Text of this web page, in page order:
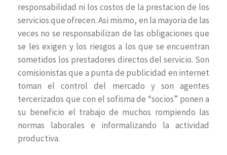
responsabilidad ni los costos de la prestacion de los
servicios que ofrecen. Asi mismo, en la mayoria de las
veces no se responsabilizan de las obligaciones que
se les exigen y los riesgos a los que se encuentran
sometidos los prestadores directos del servicio. Son
comisionistas que a punta de publicidad en internet
toman el control del mercado y son agentes
tercerizados que con el sofisma de “socios” ponen a
su beneficio el trabajo de muchos rompiendo las
normas laborales e informalizando la actividad
productiva.